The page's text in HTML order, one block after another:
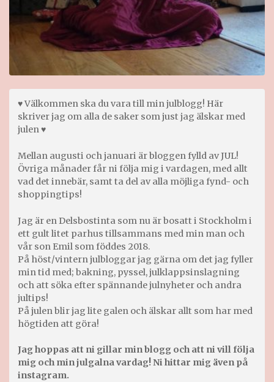
♥ Välkommen ska du vara till min julblogg! Här
skriver jag om alla de saker som just jag älskar med
julen ♥
Mellan augusti och januari är bloggen fylld av JUL!
Övriga månader får ni följa mig i vardagen, med allt
vad det innebär, samt ta del av alla möjliga fynd- och
shoppingtips!
Jag är en Delsbostinta som nu är bosatt i Stockholm i
ett gult litet parhus tillsammans med min man och
vår son Emil som föddes 2018.
På höst/vintern julbloggar jag gärna om det jag fyller
min tid med; bakning, pyssel, julklappsinslagning
och att söka efter spännande julnyheter och andra
jultips!
På julen blir jag lite galen och älskar allt som har med
högtiden att göra!
Jag hoppas att ni gillar min blogg och att ni vill följa
mig och min julgalna vardag! Ni hittar mig även på
instagram.